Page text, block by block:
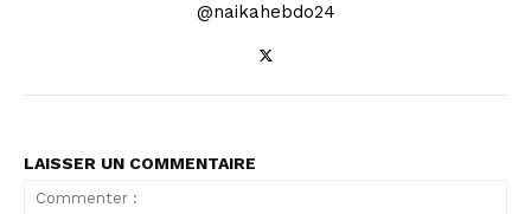
@naikahebdo24
LAISSER UN COMMENTAIRE